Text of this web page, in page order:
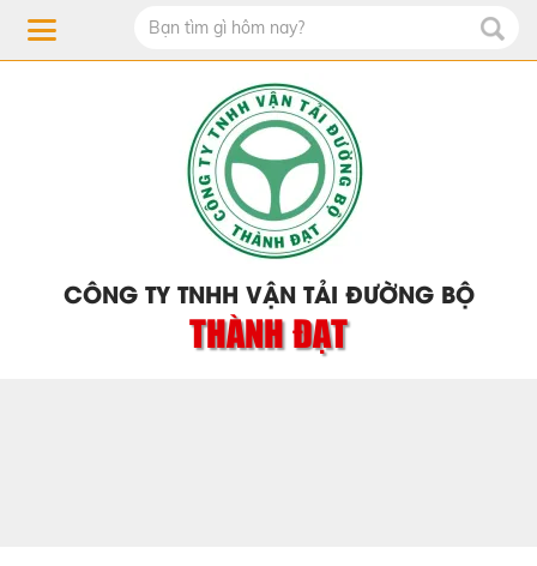
CÔNG TY TNHH VẬN TẢI ĐƯỜNG BỘ
THÀNH ĐẠT